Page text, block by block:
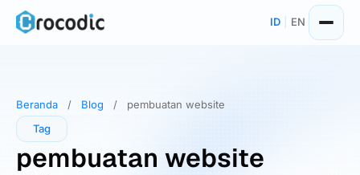
Skip
ID EN
Beranda / Blog /
pembuatan website
Tag
pembuatan website